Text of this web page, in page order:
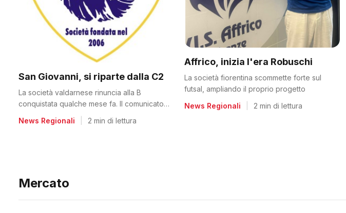
San Giovanni, si riparte dalla C2
La società valdarnese rinuncia alla B
conquistata qualche mese fa. Il comunicato
News Regionali 2 min di lettura
Affrico, inizia l'era Robuschi
La società fiorentina scommette forte sul
futsal, ampliando il proprio progetto
News Regionali
2 min di lettura
Mercato